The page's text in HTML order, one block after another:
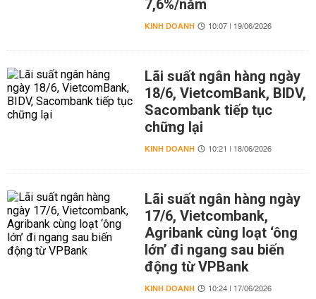
7,6%/năm
KINH DOANH 10:07 | 19/06/2026
Lãi suất ngân hàng ngày
18/6, VietcomBank, BIDV,
Sacombank tiếp tục
chững lại
KINH DOANH 10:21 | 18/06/2026
Lãi suất ngân hàng ngày
17/6, Vietcombank,
Agribank cùng loạt ‘ông
lớn’ đi ngang sau biến
động từ VPBank
KINH DOANH 10:24 | 17/06/2026